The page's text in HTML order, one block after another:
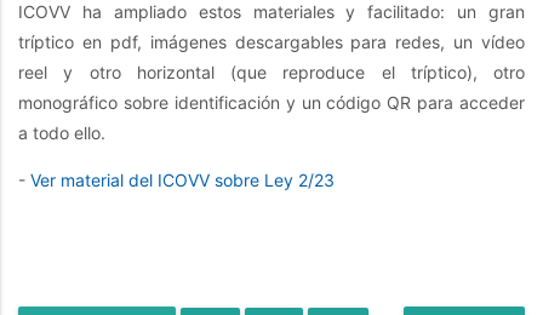
ICOVV ha ampliado estos materiales y facilitado: un gran
tríptico en pdf, imágenes descargables para redes, un vídeo
reel y otro horizontal (que reproduce el tríptico), otro
monográfico sobre identificación y un código QR para acceder
a todo ello.
- Ver material del ICOVV sobre Ley 2/23